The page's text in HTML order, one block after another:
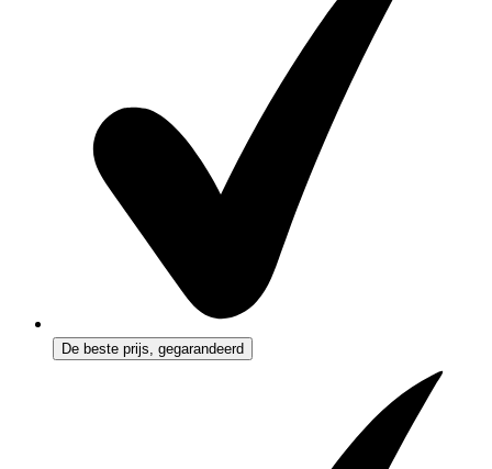
De beste prijs, gegarandeerd